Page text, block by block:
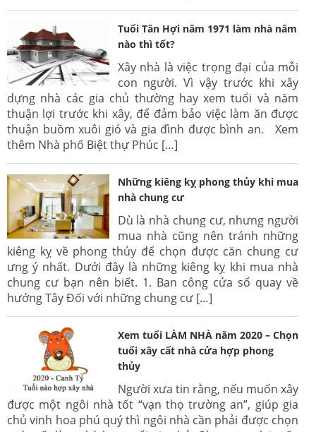
Tuổi Tân Hợi năm 1971 làm nhà năm
nào thì tốt?
Xây nhà là việc trọng đại của mỗi
con người. Vì vậy trước khi xây
dựng nhà các gia chủ thường hay xem tuổi và năm
thuận lợi trước khi xây, để đảm bảo việc làm ăn được
thuận buồm xuôi gió và gia đình được bình an. Xem
thêm Nhà phố Biệt thự Phúc […]
Những kiêng kỵ phong thủy khi mua
nhà chung cư
Dù là nhà chung cư, nhưng người
mua nhà cũng nên tránh những
kiêng kỵ về phong thủy để chọn được căn chung cư
ưng ý nhất. Dưới đây là những kiêng kỵ khi mua nhà
chung cư bạn nên biết. 1. Ban công cửa sổ quay về
hướng Tây Đối với những chung cư […]
Xem tuổi LÀM NHÀ năm 2020 – Chọn
tuổi xây cất nhà cửa hợp phong
thủy
Người xưa tin rằng, nếu muốn xây
được một ngôi nhà tốt “vạn thọ trường an”, giúp gia
chủ vinh hoa phú quý thì ngôi nhà cần phải được chọn